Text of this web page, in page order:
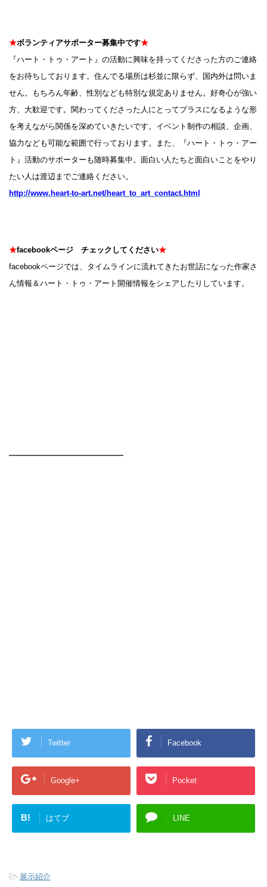
★ボランティアサポーター募集中です★
『ハート・トゥ・アート』の活動に興味を持ってくださった方のご連絡
をお待ちしております。住んでる場所は杉並に限らず、国内外は問いま
せん。もちろん年齢、性別なども特別な規定ありません。好奇心が強い
方、大歓迎です。関わってくださった人にとってプラスになるような形
を考えながら関係を深めていきたいです。イベント制作の相談、企画、
協力なども可能な範囲で行っております。また、『ハート・トゥ・アー
ト』活動のサポーターも随時募集中。面白い人たちと面白いことをやり
たい人は渡辺までご連絡ください。
http://www.heart-to-art.net/heart_to_art_contact.html
★facebookページ チェックしてください★
facebookページでは、タイムラインに流れてきたお世話になった作家さ
ん情報＆ハート・トゥ・アート開催情報をシェアしたりしています。
━━━━━━━━━━━━
Twitter Facebook
Google+ Pocket
B! はてブ LINE
-展示紹介